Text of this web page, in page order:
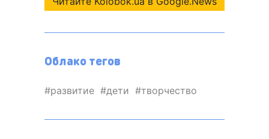
Облако тегов
развитие дети творчество